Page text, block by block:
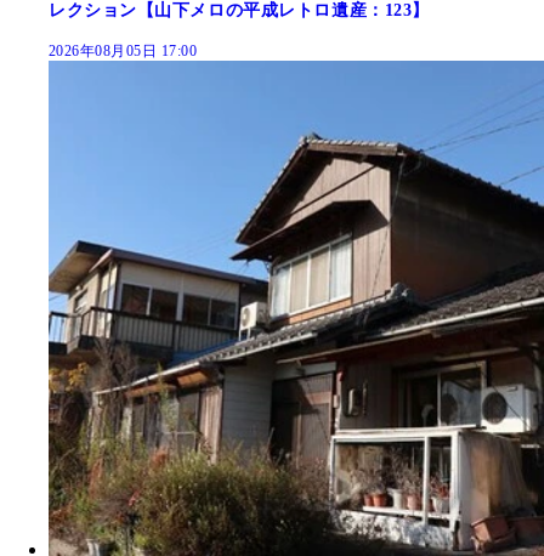
レクション【山下メロの平成レトロ遺産：123】
2026年08月05日 17:00